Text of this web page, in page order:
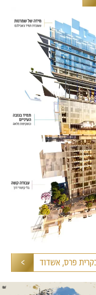
פרס, אשדוד